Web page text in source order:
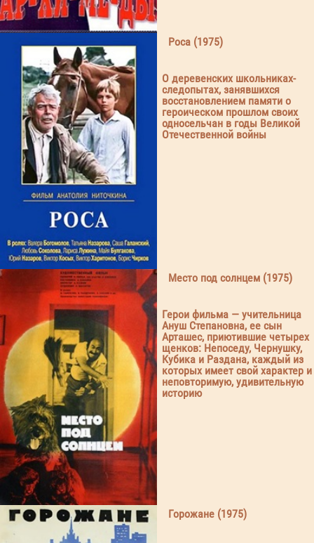
Роса (1975)
О деревенских школьниках-
следопытах, занявшихся
восстановлением памяти о
героическом прошлом своих
односельчан в годы Великой
Отечественной войны
Место под солнцем (1975)
Герои фильма — учительница
Ануш Степановна, ее сын
Арташес, приютившие четырех
щенков: Непоседу, Чернушку,
Кубика и Раздана, каждый из
которых имеет свой характер и
неповторимую, удивительную
историю
Горожане (1975)